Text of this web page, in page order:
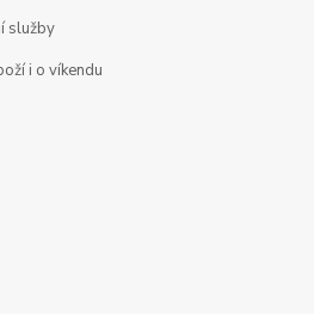
služby
i o víkendu